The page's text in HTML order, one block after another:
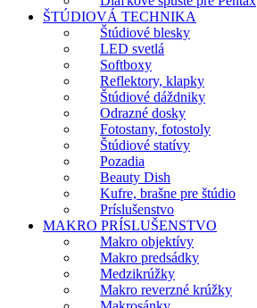
ŠTÚDIOVÁ TECHNIKA
Štúdiové blesky
LED svetlá
Softboxy
Reflektory, klapky
Štúdiové dáždniky
Odrazné dosky
Fotostany, fotostoly
Štúdiové statívy
Pozadia
Beauty Dish
Kufre, brašne pre štúdio
Príslušenstvo
MAKRO PRÍSLUŠENSTVO
Makro objektívy
Makro predsádky
Medzikrúžky
Makro reverzné krúžky